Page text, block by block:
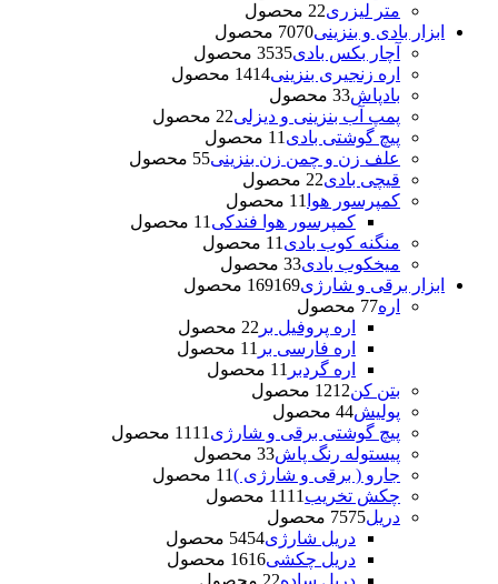
متر لیزری 22 محصول
ابزار بادی و بنزینی
7070 محصول
آچار بکس بادی
3535 محصول
اره زنجیری بنزینی
1414 محصول
بادپاش 33 محصول
پمپ آب بنزینی و دیزلی 22 محصول
پیچ گوشتی بادی
1 1 محصول
علف زن و چمن زن بنزینی 55 محصول
قیچی بادی 22 محصول
کمپرسور هوا
1 1 محصول
کمپرسور هوا فندکی
1 1 محصول
منگنه کوب بادی
1 1 محصول
میخکوب بادی 33 محصول
ابزار برقی و شارژی
169169 محصول
اره 77 محصول
اره پروفیل بر
22 محصول
اره فارسی بر
1 1 محصول
اره گردبر
1 1 محصول
بتن کن
1212 محصول
پولیش 44 محصول
پیچ گوشتی برقی و شارژی
11 11 محصول
پیستوله رنگ پاش 33 محصول
جارو ( برقی و شارژی )
1 1 محصول
چکش تخریب
11 11 محصول
دریل
7575 محصول
دریل شارژی
5454 محصول
دریل چکشی
1616 محصول